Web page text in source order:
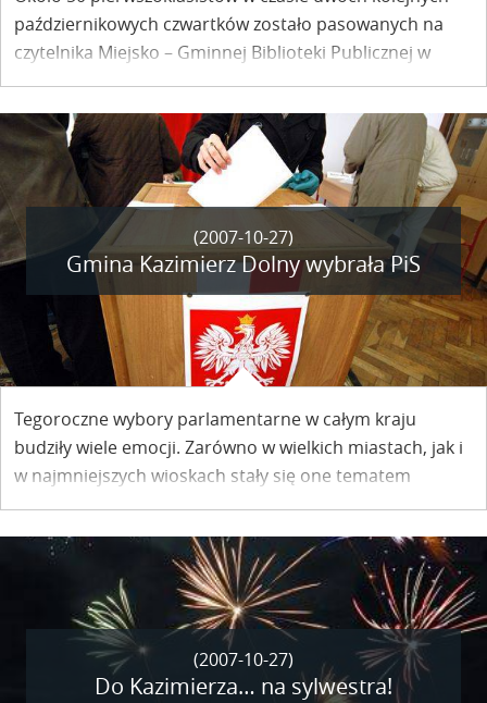
październikowych czwartków zostało pasowanych na
czytelnika Miejsko – Gminnej Biblioteki Publicznej w
Kazimierzu Dolnym. W ten symboliczny sposób
biblioteka otworzyła swoje zbiory dla najmłodszych.
(2007-10-27)
Gmina Kazimierz Dolny wybrała PiS
Tegoroczne wybory parlamentarne w całym kraju
budziły wiele emocji. Zarówno w wielkich miastach, jak i
w najmniejszych wioskach stały się one tematem
przewodnim. Media poprzez różne debaty jeszcze
podkręcały atmosferę. Wygrała Platforma Obywatelska.
(2007-10-27)
Do Kazimierza… na sylwestra!